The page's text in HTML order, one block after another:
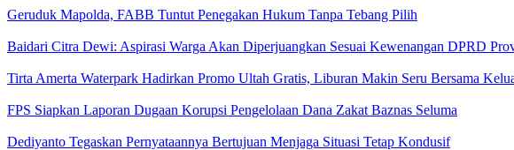
Geruduk Mapolda, FABB Tuntut Penegakan Hukum Tanpa Tebang Pilih
Baidari Citra Dewi: Aspirasi Warga Akan Diperjuangkan Sesuai Kewenangan DPRD
Tirta Amerta Waterpark Hadirkan Promo Ultah Gratis, Liburan Makin Seru Bersama
FPS Siapkan Laporan Dugaan Korupsi Pengelolaan Dana Zakat Baznas Seluma
Dediyanto Tegaskan Pernyataannya Bertujuan Menjaga Situasi Tetap Kondusif